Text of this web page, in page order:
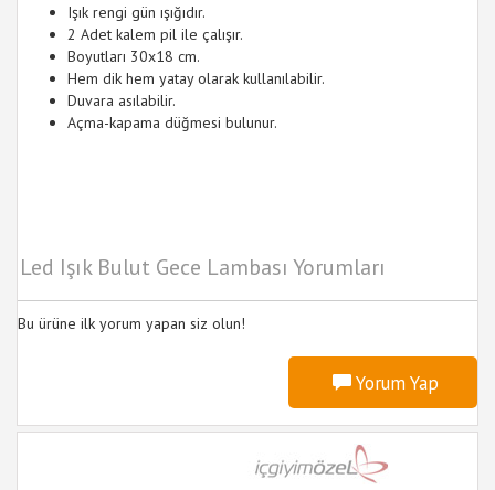
Işık rengi gün ışığıdır.
2 Adet kalem pil ile çalışır.
Boyutları 30x18 cm.
Hem dik hem yatay olarak kullanılabilir.
Duvara asılabilir.
Açma-kapama düğmesi bulunur.
Led Işık Bulut Gece Lambası Yorumları
Bu ürüne ilk yorum yapan siz olun!
Yorum Yap